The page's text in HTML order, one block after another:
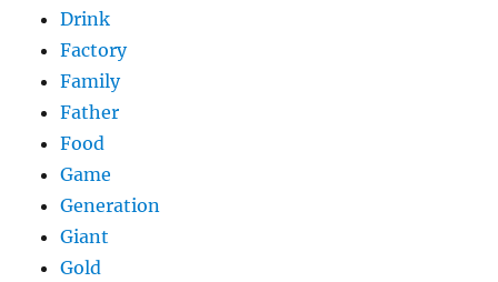
Drink
Factory
Family
Father
Food
Game
Generation
Giant
Gold